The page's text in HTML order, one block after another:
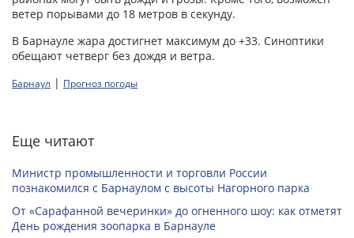
ветер порывами до 18 метров в секунду.
В Барнауле жара достигнет максимум до +33. Синоптики
обещают четверг без дождя и ветра.
Барнаул | Прогноз погоды
Еще читают
Министр промышленности и торговли России
познакомился с Барнаулом с высоты Нагорного парка
От «Сарафанной вечеринки» до огненного шоу: как отметят
День рождения зоопарка в Барнауле